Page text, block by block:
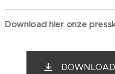
Download hier onze